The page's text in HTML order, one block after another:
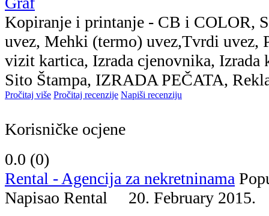
Kopiranje i printanje - CB i COLOR,
uvez, Mehki (termo) uvez,Tvrdi uvez,
vizit kartica, Izrada cjenovnika, Izrada
Sito Štampa, IZRADA PEČATA,
Pročitaj više Pročitaj recenzije Napiši recenziju
Korisničke ocjene
0.0 (0)
Rental - Agencija za nekretninama
Napisao Rental 20. February